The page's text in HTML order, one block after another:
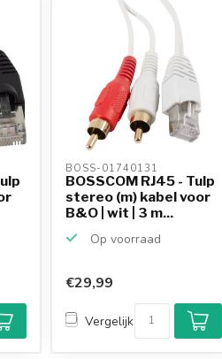
BOSS-01740131
BOSSCOM RJ45 - Tulp
stereo (m) kabel voor
B&O | wit | 3 m...
Op voorraad
€29,99
Vergelijk